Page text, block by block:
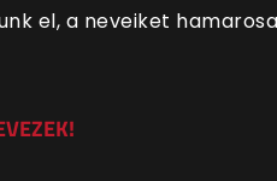
el, a neveiket